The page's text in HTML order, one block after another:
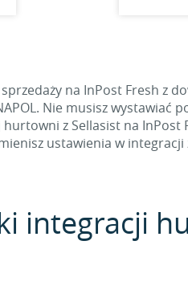
na InPost Fresh z
Nie musisz wystawiać
z Sellasist na InPost
ustawienia w
integracji